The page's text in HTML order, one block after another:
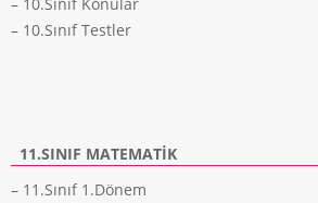
– 10.Sınıf Testler
11.SINIF MATEMATIK
– 11.Sınıf 1.Dönem